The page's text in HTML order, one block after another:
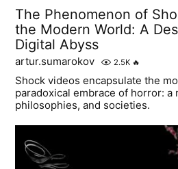
The Phenomenon of
the Modern World: A
Digital Abyss
artur.sumarokov 2.5K 🔥
Shock videos encapsulate the
paradoxical embrace of horror:
philosophies, and societies.